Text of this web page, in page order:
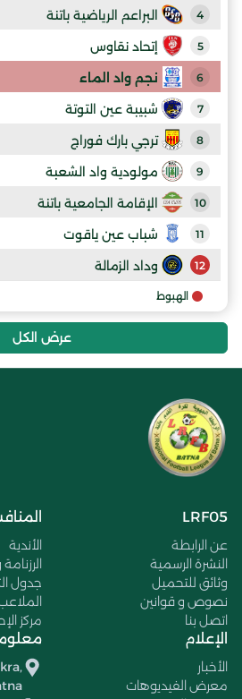
4 البراعم الرياضية باتنة
5 إتحاد نقاوس
6 نجم واد الماء
7 شبيبة عين التوتة
8 ترجي بارك فوراج
9 مولودية واد الشعبة
10 الإقامة الجامعية باتنة
11 شباب عين ياقوت
12 وداد الزمالة
الهبوط
عرض الكل
LRF05
عن الرابطة
النشرة الرسمية
وثائق للتحميل
نصوص و قوانين
اتصل بنا
الأندية
الرزنامة
جدول
مركز
الإعلام
الأخبار
معرض الفيديوهات